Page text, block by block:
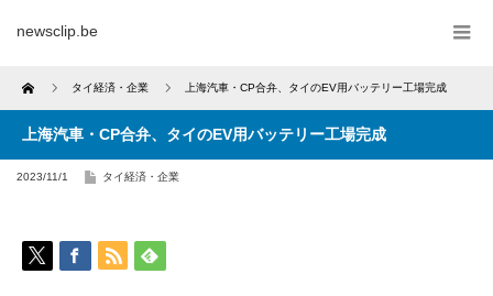
newsclip.be
Home タイ経済・企業 上海汽車・CP合弁、タイのEV用バッテリー工場完成
上海汽車・CP合弁、タイのEV用バッテリー工場完成
2023/11/1 タイ経済・企業